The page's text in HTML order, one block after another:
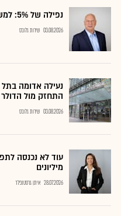
נפילה של 5%: למשקיעים יש מסר ברור לחיים כצמן
03.08.2026 שירות גלובס
התחזק מול הדולר
03.08.2026 שירות גלובס
עוד לא נכנסה
מיליונים
28.07.2026 איתן גרסטנפלד